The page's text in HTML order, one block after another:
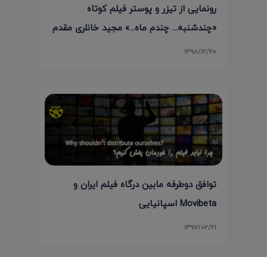
رونمایی از تیزر و پوستر فیلم کوتاه
«چندشنبه... چندم ماه...» مجید خانلری مقدم
۱۳۹۸/۱۲/۲۰
توافق دوطرفه مابین درگاه فیلم ایران و
Movibeta اسپانیایی
۱۳۹۷/۰۲/۲۱